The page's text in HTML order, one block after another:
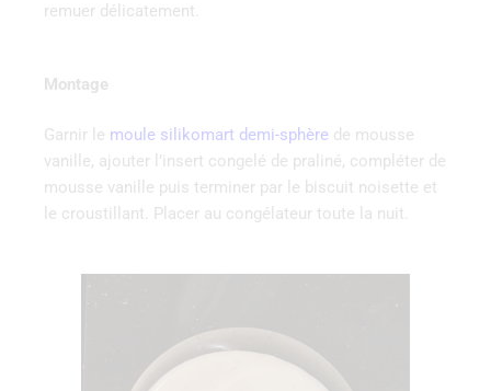
remuer délicatement.
Montage
Garnir le moule silikomart demi-sphère de mousse
vanille, ajouter l’insert congelé de praliné, compléter de
mousse vanille puis terminer par le biscuit noisette et
le croustillant. Placer au congélateur toute la nuit.